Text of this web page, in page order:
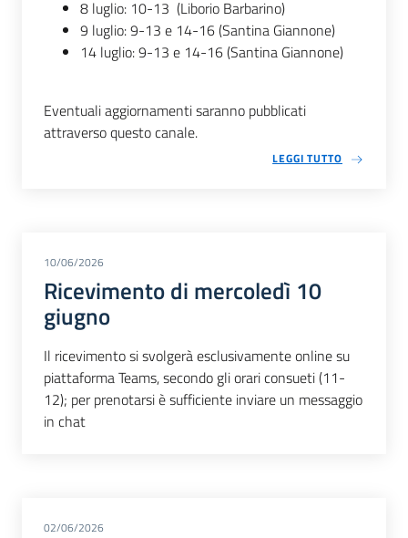
8 luglio: 10-13 (Liborio Barbarino)
9 luglio: 9-13 e 14-16 (Santina Giannone)
14 luglio: 9-13 e 14-16 (Santina Giannone)
Eventuali aggiornamenti saranno pubblicati
attraverso questo canale.
LEGGI TUTTO
10/06/2026
Ricevimento di mercoledì 10
giugno
Il ricevimento si svolgerà esclusivamente online su
piattaforma Teams, secondo gli orari consueti (11-
12); per prenotarsi è sufficiente inviare un messaggio
in chat
02/06/2026